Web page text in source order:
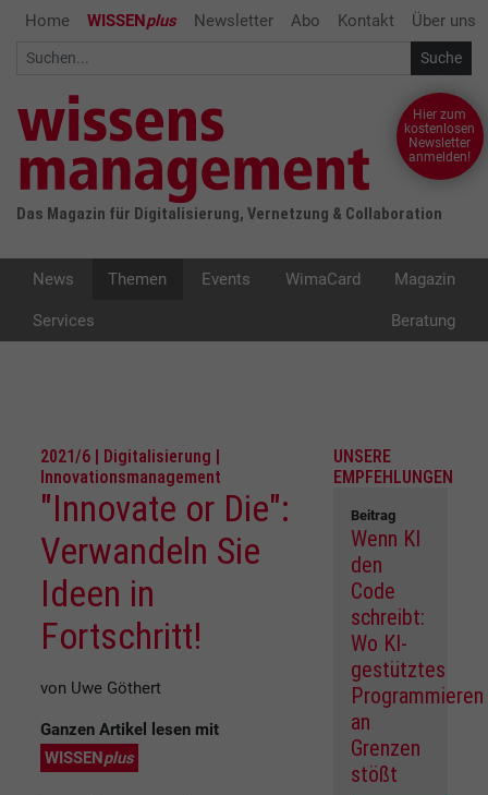
Home WISSENplus Newsletter Abo Kontakt Über uns
Das Magazin für Digitalisierung, Vernetzung & Collaboration
Hier zum
kostenlosen
Newsletter
anmelden!
News Themen Events WimaCard Magazin
Services Beratung
2021/6 | Digitalisierung |
Innovationsmanagement
"Innovate or Die":
Verwandeln Sie
Ideen in
Fortschritt!
von Uwe Göthert
Ganzen Artikel lesen mit
WISSENplus
UNSERE
EMPFEHLUNGEN
Beitrag
Wenn KI
den
Code
schreibt:
Wo KI-
gestütztes
Programmieren
an
Grenzen
stößt